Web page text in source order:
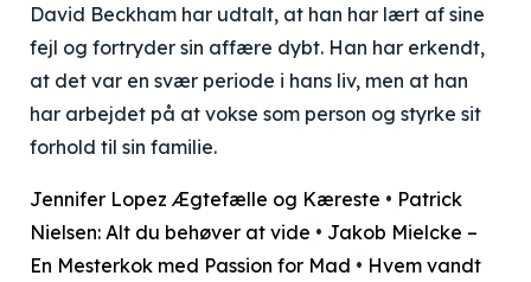
David Beckham har udtalt, at han har lært af sine
fejl og fortryder sin affære dybt. Han har erkendt,
at det var en svær periode i hans liv, men at han
har arbejdet på at vokse som person og styrke sit
forhold til sin familie.
Jennifer Lopez Ægtefælle og Kæreste • Patrick
Nielsen: Alt du behøver at vide • Jakob Mielcke –
En Mesterkok med Passion for Mad • Hvem vandt